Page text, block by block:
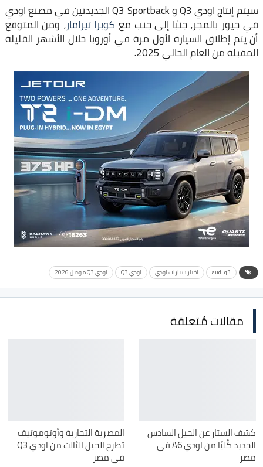
سيتم إنتاج اودي Q3 و Q3 Sportback الجديدتين في مصنع اودي
في جيور بالمجر، جنبًا إلى جنب مع كوبرا تيرامار، ومن المتوقع
أن يتم إطلاق السيارة لأول مرة في أوروبا خلال الأشهر القليلة
المقبلة من العام الحالي 2025.
audi q3 اخبار سيارات اودي اودي Q3 اودي Q3 موديل 2026
مقالات مُتعلقة
كشف الستار عن الجيل السادس
الجديد كُليًا من اودي A6 في
مصر
المصرية التجارية وأوتوموتيف
تطرح الجيل الثالث من اودي Q3
في مصر